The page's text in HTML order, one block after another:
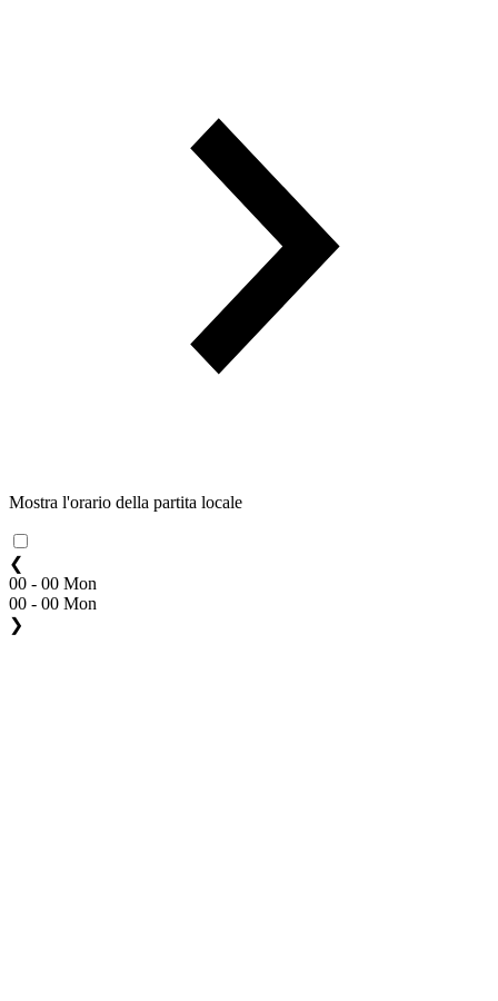
Mostra l'orario della partita locale
❮
00 - 00 Mon
00 - 00 Mon
❯